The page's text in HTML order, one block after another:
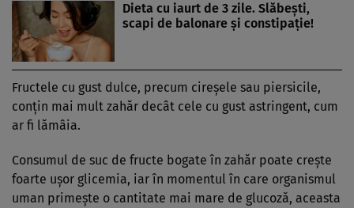
Dieta cu iaurt de 3 zile. Slăbești,
scapi de balonare și constipație!
Fructele cu gust dulce, precum cireşele sau piersicile,
conţin mai mult zahăr decât cele cu gust astringent, cum
ar fi lămâia.
Consumul de suc de fructe bogate în zahăr poate creşte
foarte uşor glicemia, iar în momentul în care organismul
uman primeşte o cantitate mai mare de glucoză, aceasta